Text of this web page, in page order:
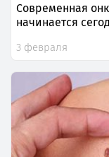
Современная
начинается
3 февраля